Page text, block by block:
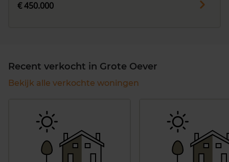
€ 450.000
Recent verkocht in Grote Oever
Bekijk alle verkochte woningen